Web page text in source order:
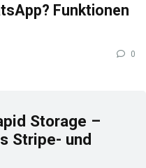
Funktionen
0
Storage –
Stripe- und